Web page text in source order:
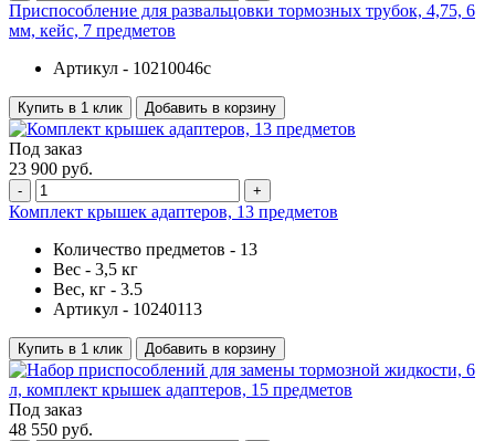
Приспособление для развальцовки тормозных трубок, 4,75, 6
мм, кейс, 7 предметов
Артикул - 10210046c
Купить в 1 клик Добавить в корзину
Под заказ
23 900 руб.
- +
Комплект крышек адаптеров, 13 предметов
Количество предметов - 13
Вес - 3,5 кг
Вес, кг - 3.5
Артикул - 10240113
Купить в 1 клик Добавить в корзину
Под заказ
48 550 руб.